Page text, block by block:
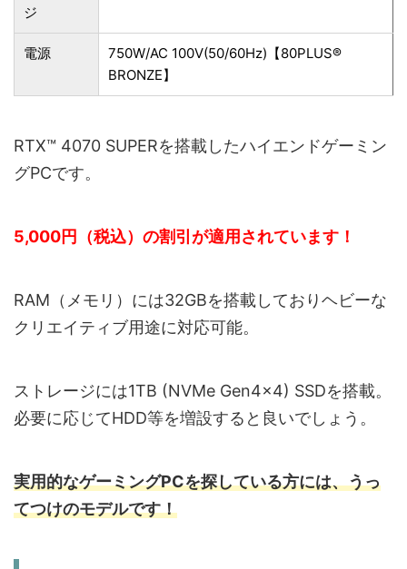
ジ
電源
750W/AC 100V(50/60Hz)【80PLUS®
BRONZE】
RTX™ 4070 SUPERを搭載したハイエンドゲーミン
グPCです。
5,000円（税込）の割引が適用されています！
RAM（メモリ）には32GBを搭載しておりヘビーな
クリエイティブ用途に対応可能。
ストレージには1TB (NVMe Gen4×4) SSDを搭載。
必要に応じてHDD等を増設すると良いでしょう。
実用的なゲーミングPCを探している方には、うっ
てつけのモデルです！